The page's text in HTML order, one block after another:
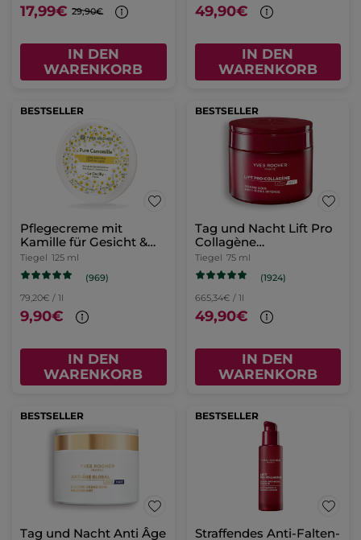
17,99€ 29,90€
IN DEN
WARENKORB
49,90€
IN DEN
WARENKORB
BESTSELLER
Pflegecreme mit
Kamille für Gesicht &
Körper
Tiegel 125 ml
(969)
79,20€ / 1l
9,90€
IN DEN
WARENKORB
BESTSELLER
Tag und Nacht Lift Pro
Collagène
Intensivpflege 75ml
Tiegel 75 ml
(1924)
665,34€ / 1l
49,90€
IN DEN
WARENKORB
BESTSELLER
Tag und Nacht Anti Âge
BESTSELLER
Straffendes Anti-Falten-